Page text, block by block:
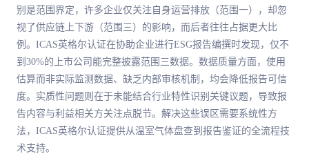
别是范围界定，许多企业仅关注自身运营排放（范围一），却忽
视了供应链上下游（范围三）的影响，而后者往往占据更大比
例。ICAS英格尔认证在协助企业进行ESG报告编撰时发现，仅不
到30%的上市公司能完整披露范围三数据。数据质量方面，使用
估算而非实际监测数据、缺乏内部审核机制，均会降低报告可信
度。实质性问题则在于未能结合行业特性识别关键议题，导致报
告内容与利益相关方关注点脱节。解决这些误区需要系统性方
法，ICAS英格尔认证提供从温室气体盘查到报告鉴证的全流程技
术支持。